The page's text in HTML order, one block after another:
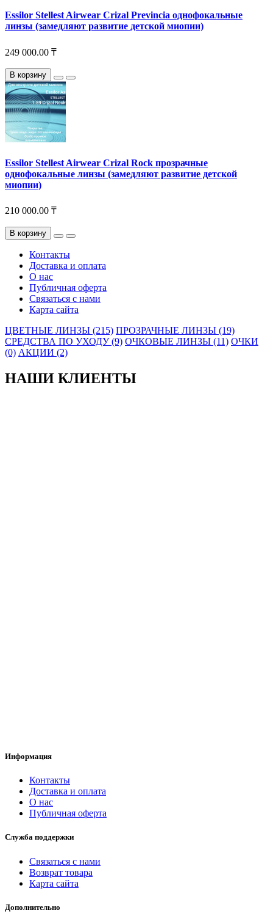
Essilor Stellest Airwear Crizal Previncia однофокальные
линзы (замедляют развитие детской миопии)
249 000.00 ₸
В корзину
Essilor Stellest Airwear Crizal Rock прозрачные
однофокальные линзы (замедляют развитие детской
миопии)
210 000.00 ₸
В корзину
Контакты
Доставка и оплата
О нас
Публичная оферта
Связаться с нами
Карта сайта
ЦВЕТНЫЕ ЛИНЗЫ (215) ПРОЗРАЧНЫЕ ЛИНЗЫ (19)
СРЕДСТВА ПО УХОДУ (9) ОЧКОВЫЕ ЛИНЗЫ (11) ОЧКИ
(0) АКЦИИ (2)
НАШИ КЛИЕНТЫ
Информация
Контакты
Доставка и оплата
О нас
Публичная оферта
Служба поддержки
Связаться с нами
Возврат товара
Карта сайта
Дополнительно